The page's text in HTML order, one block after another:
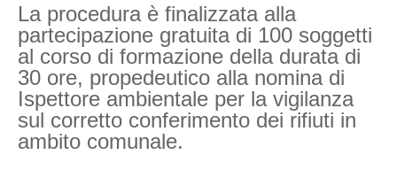
La procedura è finalizzata alla
partecipazione gratuita di 100 soggetti
al corso di formazione della durata di
30 ore, propedeutico alla nomina di
Ispettore ambientale per la vigilanza
sul corretto conferimento dei rifiuti in
ambito comunale.